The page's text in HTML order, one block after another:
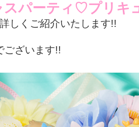
スパーティ♡プリキ
しくご紹介いたします!!
ございます!!